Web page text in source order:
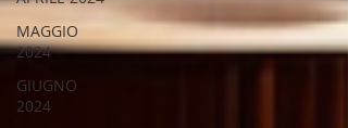
MAGGIO
2024
GIUGNO
2024